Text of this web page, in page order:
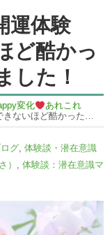
運体験
ど酷かっ
した！
変化
あれこれ
たアトピーが改善しました！
グ ,体験談・潜在意識
）
体験談：潜在意識マ